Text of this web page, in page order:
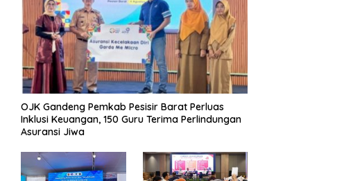
OJK Gandeng Pemkab Pesisir Barat Perluas
Inklusi Keuangan, 150 Guru Terima Perlindungan
Asuransi Jiwa